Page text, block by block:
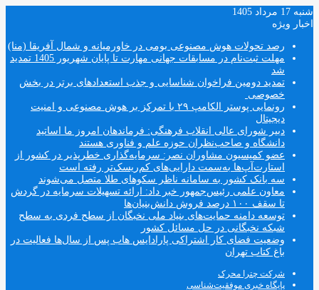
شنبه 17 مرداد 1405
اخبار ویژه
رصد تحولات هوش مصنوعی بومی در خاورمیانه و شمال آفریقا (منا)
مهلت ثبت‌نام در مسابقات جهانی مهارت تا پایان شهریور 1405 تمدید
شد
تمدید دومین فراخوان شناسایی و جذب استعدادهای برتر در بخش
خصوصی
رونمایی پوستر الکامپ ۲۹ با تمرکز بر هوش مصنوعی و امنیت
دیجیتال
دبیر شورای عالی انقلاب فرهنگی: فرماندهان امروز ما اساتید
دانشگاه و صاحب‌نظران حوزه علم و فناوری هستند
عضو کمیسیون مشاوران نصر: سرمایه‌گذاری خطرپذیر در کشور از
استارت‌آپ‌ها به‌سمت دارایی‌های کم‌ریسک‌تر رفته است
سه بانک کشور به سامانه ناظر سکوهای طلا متصل می‌شوند
معاون علمی رئیس‌جمهور خبر داد: ارائه تسهیلات سرمایه در گردش
تا سقف ۱۰۰ درصد فروش دانش‌بنیان‌ها
توسعه دامنه حمایت‌های بنیاد ملی نخبگان از سطح فردی به سطح
شبکه نخبگانی در حل مسائل کشور
وضعیت فضای کار اشتراکی پارادایس هاب پس از سال‌ها فعالیت در
باغ کتاب تهران
شرکت چترا محرک
پایگاه خبری موفقیت‌شناسی